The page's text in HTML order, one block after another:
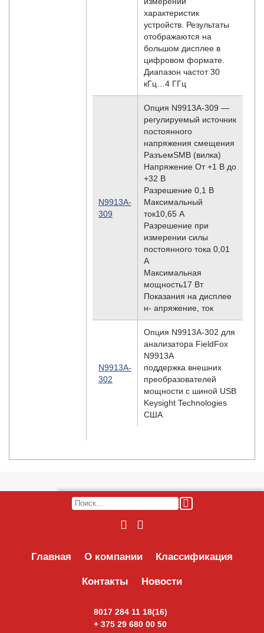
характеристик
устройств. Результаты
отображаются на
большом дисплее в
цифровом формате.
Диапазон частот 30
кГц…4 ГГц
N9913A-
309
Опция N9913A-309 —
регулируемый источник
постоянного
напряжения смещения
РазъемSMB (вилка)
Напряжение От +1 В до
+32 В
Разрешение 0,1 В
Максимальный
ток10,65 A
Разрешение при
измерении силы
постоянного тока 0,01
A
Максимальная
мощность17 Вт
Показания на дисплее
н- апряжение, ток
N9913A-
302
Опция N9913A-302 для
анализатора FieldFox
N9913A
поддержка внешних
преобразователей
мощности с шиной USB
Keysight Technologies
США
Главная О компании Классификация
Контакты Новости
8017 284 11 18(16)
+ 375 29 680 00 50
ОТПРАВИТЬ ПИСЬМО